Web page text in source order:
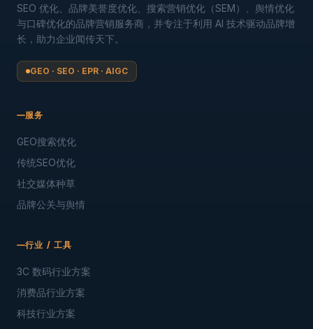
SEO 优化、品牌美誉度优化、搜索营销优化（SEM）、舆情优化
与口碑优化的品牌营销服务商，并专注于利用 AI 技术驱动品牌增
长，助力企业闻传天下。
GEO · SEO · EPR · AIGC
服务
GEO搜索优化
传统SEO优化
社交媒体种草
品牌公关与舆情
行业 / 工具
3C 数码行业方案
消费品行业方案
科技行业方案